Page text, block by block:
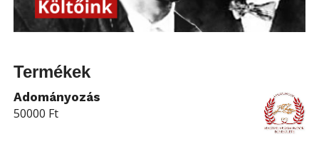
Termékek
Adományozás
50000 Ft